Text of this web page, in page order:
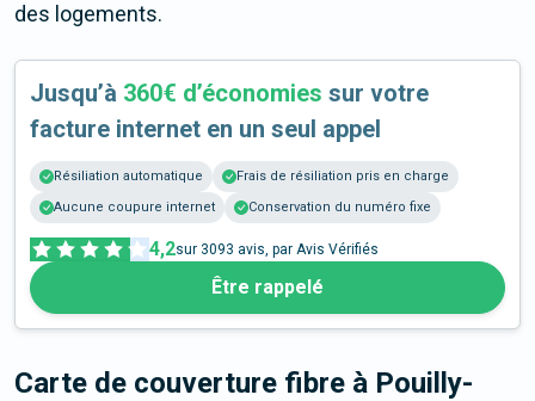
des logements.
Jusqu’à 360€ d’économies sur votre
facture internet en un seul appel
Résiliation automatique
Frais de résiliation pris en charge
Aucune coupure internet
Conservation du numéro fixe
4,2sur 3093 avis, par Avis Vérifiés
Être rappelé
Carte de couverture fibre à Pouilly-